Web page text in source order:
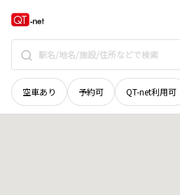
空車あり 予約可 QT-net利用可
山梨県